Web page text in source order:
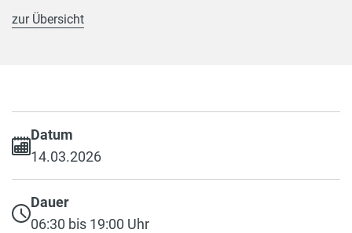
zur Übersicht
Datum
14.03.2026
Dauer
06:30 bis 19:00 Uhr